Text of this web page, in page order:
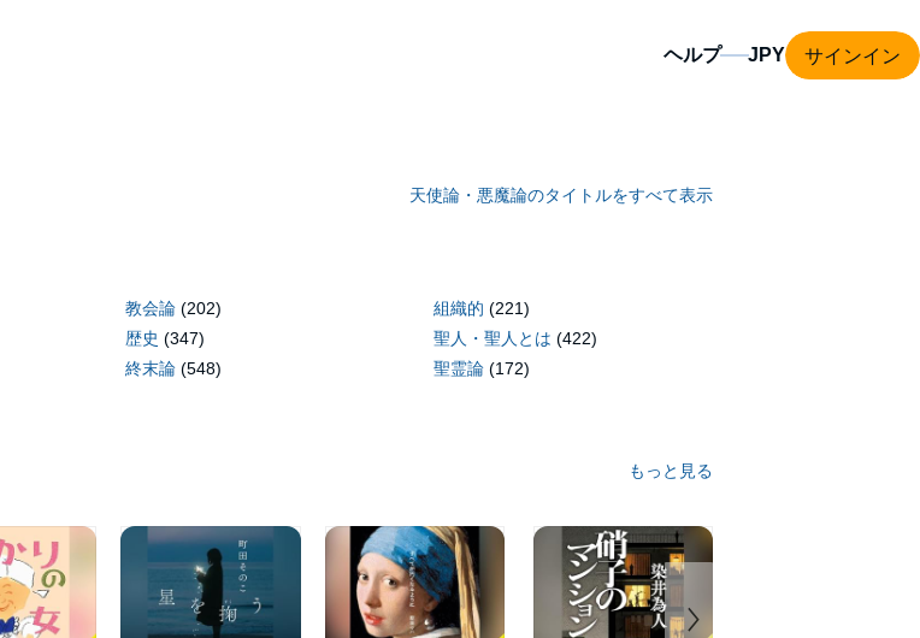
ヘルプ サインイン
天使論・悪魔論のタイトルをすべて表示
教会論 (202) 組織的 (221)
歴史 (347) 聖人・聖人とは (422)
終末論 (548) 聖霊論 (172)
もっと見る